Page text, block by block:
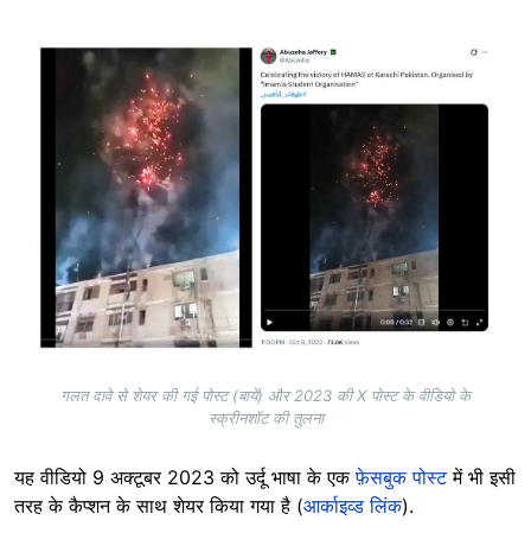
गलत दावे से शेयर की गई पोस्ट (बायें) और 2023 की X पोस्ट के वीडियो के
स्क्रीनशॉट की तुलना
यह वीडियो 9 अक्टूबर 2023 को उर्दू भाषा के एकफ़ेसबुक पोस्टमें भी इसी
तरह के कैप्शन के साथ शेयर किया गया है (आर्काइव्ड लिंक).